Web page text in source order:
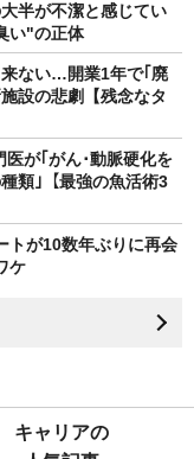
半が不潔と感じてい
い"の正体
ない…開業1年で｢廃
設の悲劇【残念なタ
が｢がん･動脈硬化を
類｣【最強の魚活術3
が10数年ぶりに再会
ケ
キャリアの